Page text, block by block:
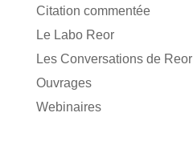
Citation commentée
Le Labo Reor
Les Conversations de Reor
Ouvrages
Webinaires